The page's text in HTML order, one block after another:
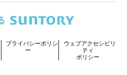
プライバシーポリシ
ー
ウェブアクセシビリ
ティ
ポリシー